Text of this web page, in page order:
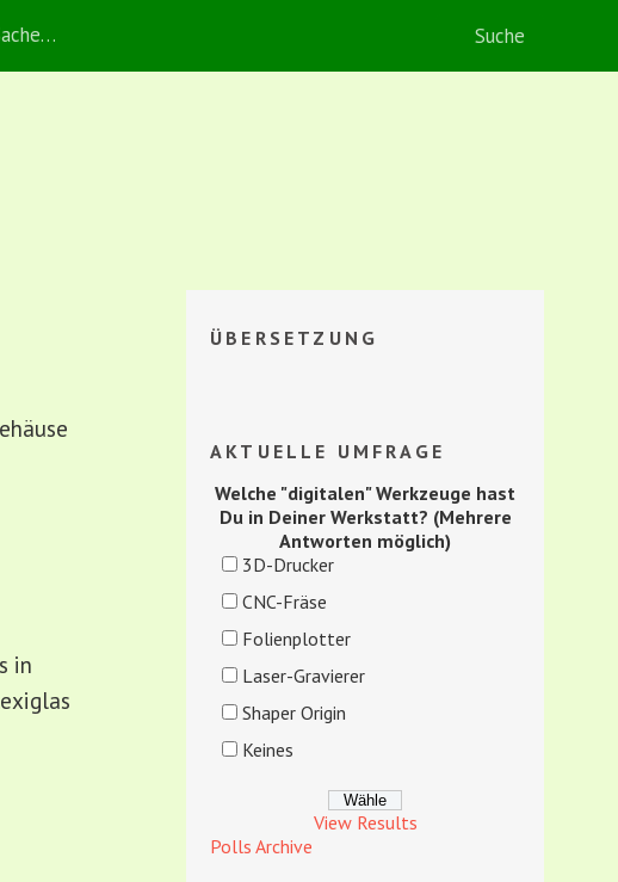
in
ÜBERSETZUNG
AKTUELLE UMFRAGE
Welche "digitalen" Werkzeuge hast
Du in Deiner Werkstatt? (Mehrere
Antworten möglich)
3D-Drucker
CNC-Fräse
Folienplotter
Laser-Gravierer
Shaper Origin
Keines
View Results
Polls Archive